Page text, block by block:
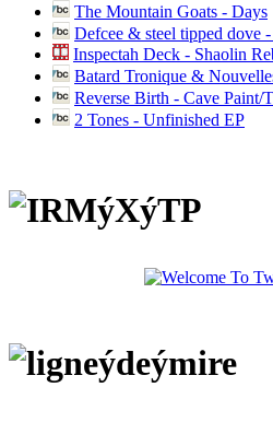
The Mountain Goats - Days
Defcee & steel tipped dove
Inspectah Deck - Shaolin
Batard Tronique &
Reverse Birth - Cave Paint/
2 Tones - Unfinished EP